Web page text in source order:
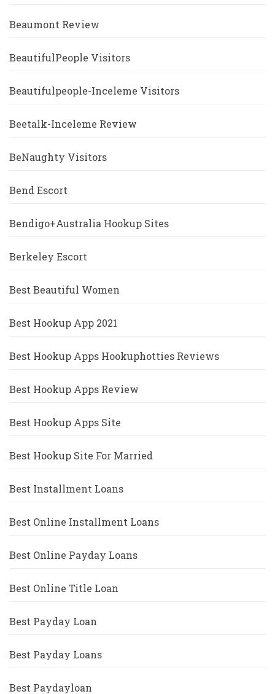
Beaumont Review
BeautifulPeople Visitors
Beautifulpeople-Inceleme Visitors
Beetalk-Inceleme Review
BeNaughty Visitors
Bend Escort
Bendigo+Australia Hookup Sites
Berkeley Escort
Best Beautiful Women
Best Hookup App 2021
Best Hookup Apps Hookuphotties Reviews
Best Hookup Apps Review
Best Hookup Apps Site
Best Hookup Site For Married
Best Installment Loans
Best Online Installment Loans
Best Online Payday Loans
Best Online Title Loan
Best Payday Loan
Best Payday Loans
Best Paydayloan